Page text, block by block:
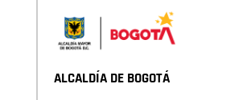
ALCALDÍA DE BOGOTÁ